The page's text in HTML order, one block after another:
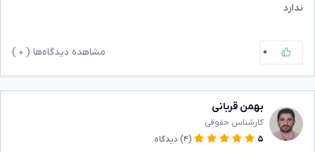
ندارد
۰ مشاهده دیدگاه‌ها ( ۰
بهمن قربانی
کارشناس حقوقی
۵
(۴) دیدگاه